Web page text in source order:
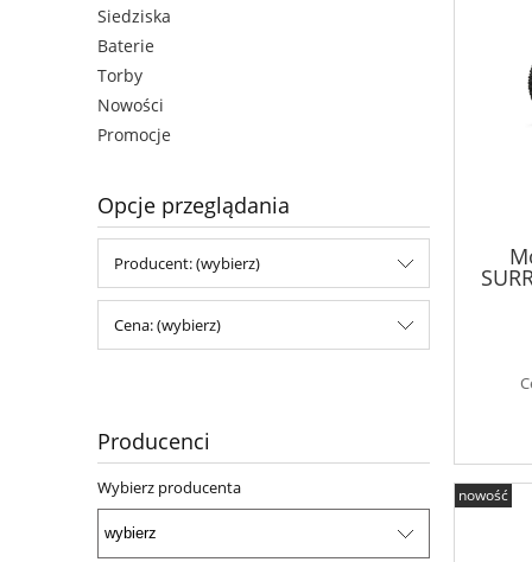
Siedziska
Baterie
Torby
Nowości
Promocje
Opcje przeglądania
Producent: (wybierz)
Cena: (wybierz)
Producenci
Wybierz producenta nowość